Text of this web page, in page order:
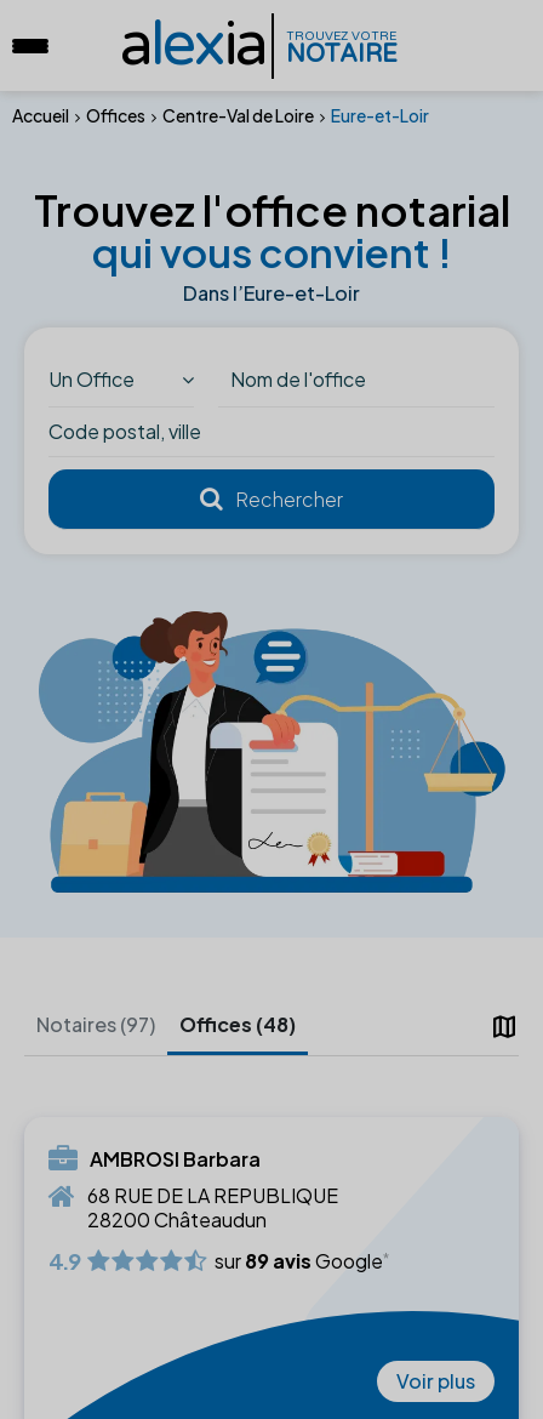
alexia TROUVEZ VOTRE
NOTAIRE
Accueil Offices Centre-Val de Loire Eure-et-Loir
Trouvez l'office notarial
qui vous convient !
Dans l’Eure-et-Loir
Un Office
map
Notaires (97) Offices (48)
AMBROSI Barbara
68 RUE DE LA REPUBLIQUE
28200 Châteaudun
4.9 sur89 avisGoogle
Voir plus